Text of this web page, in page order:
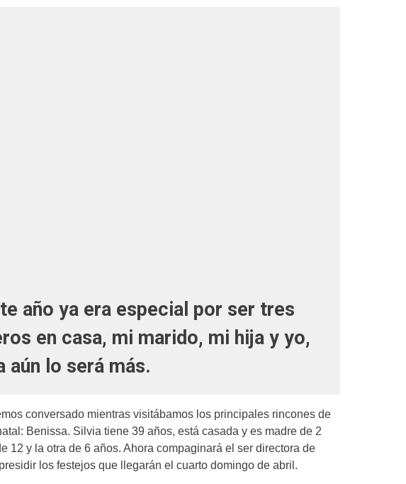
año ya era especial por ser tres
en casa, mi marido, mi hija y yo,
aún lo será más.
conversado mientras visitábamos los principales rincones de
Benissa. Silvia tiene 39 años, está casada y es madre de 2
12 y la otra de 6 años. Ahora compaginará el ser directora de
los festejos que llegarán el cuarto domingo de abril.